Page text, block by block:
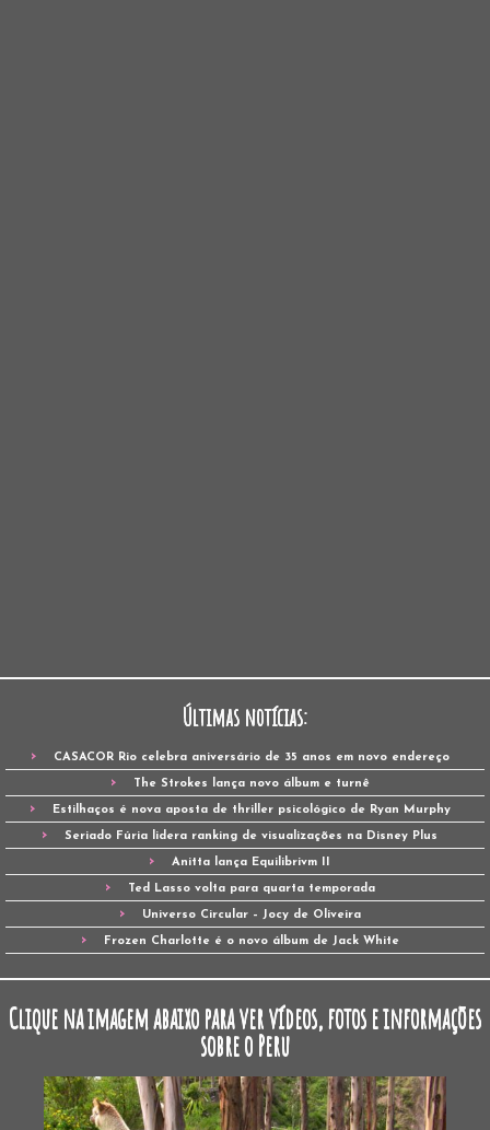
Últimas notícias:
CASACOR Rio celebra aniversário de 35 anos em novo endereço
The Strokes lança novo álbum e turnê
Estilhaços é nova aposta de thriller psicológico de Ryan Murphy
Seriado Fúria lidera ranking de visualizações na Disney Plus
Anitta lança Equilibrivm II
Ted Lasso volta para quarta temporada
Universo Circular – Jocy de Oliveira
Frozen Charlotte é o novo álbum de Jack White
Clique na imagem abaixo para ver vídeos, fotos e informações
sobre o Peru